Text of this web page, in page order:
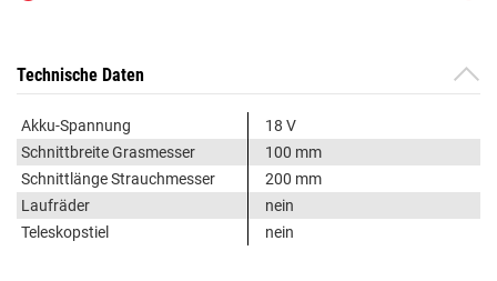
Technische Daten
Akku-Spannung
18 V
Schnittbreite Grasmesser
100 mm
Schnittlänge Strauchmesser
200 mm
Laufräder
nein
Teleskopstiel
nein